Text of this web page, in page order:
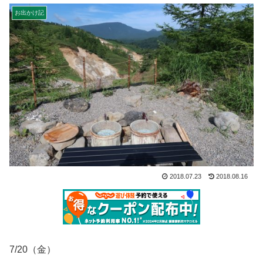
お出かけ記
2018.07.23 2018.08.16
7/20（金）